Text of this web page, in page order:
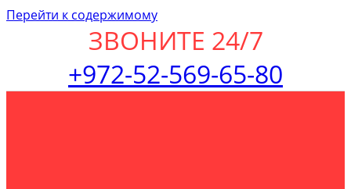
Перейти к содержимому
ЗВОНИТЕ 24/7
+972-52-569-65-80